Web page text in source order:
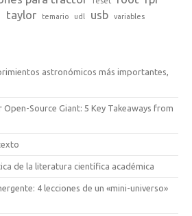
taylor temario udl usb variables
astronómicos más importantes,
Source Giant: 5 Key Takeaways from
de la literatura científica académica
4 lecciones de un «mini-universo»